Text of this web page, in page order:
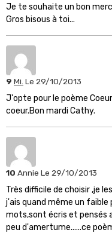
Je te souhaite un bon
Gros bisous à toi...
9 Mi. Le 29/10/2013
J'opte pour le poème
coeur.Bon mardi Cathy.
10 Annie Le 29/10/2013
Très difficile de choisir ,je
j'ais quand même un faible
mots,sont écris et pensés
peu d'amertume......ce